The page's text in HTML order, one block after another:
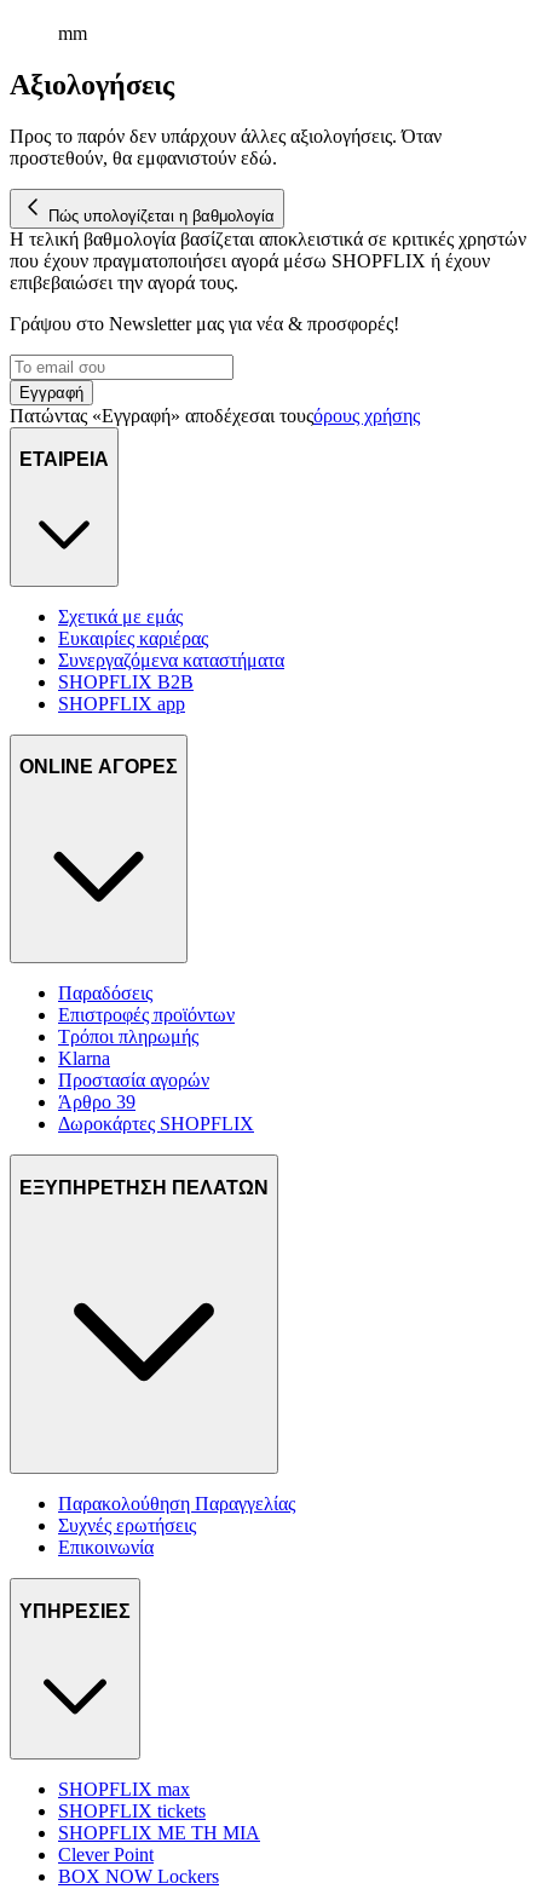
mm
Αξιολογήσεις
Προς το παρόν δεν υπάρχουν άλλες αξιολογήσεις. Όταν
προστεθούν, θα εμφανιστούν εδώ.
Πώς υπολογίζεται η βαθμολογία
Η τελική βαθμολογία βασίζεται αποκλειστικά σε κριτικές χρηστών
που έχουν πραγματοποιήσει αγορά μέσω SHOPFLIX ή έχουν
επιβεβαιώσει την αγορά τους.
Γράψου στο Νewsletter μας για νέα & προσφορές!
Εγγραφή
Πατώντας «Εγγραφή» αποδέχεσαι τουςόρους χρήσης
ΕΤΑΙΡΕΙΑ
Σχετικά με εμάς
Ευκαιρίες καριέρας
Συνεργαζόμενα καταστήματα
SHOPFLIX B2B
SHOPFLIX app
ONLINE ΑΓΟΡΕΣ
Παραδόσεις
Επιστροφές προϊόντων
Τρόποι πληρωμής
Klarna
Προστασία αγορών
Άρθρο 39
Δωροκάρτες SHOPFLIX
ΕΞΥΠΗΡΕΤΗΣΗ ΠΕΛΑΤΩΝ
Παρακολούθηση Παραγγελίας
Συχνές ερωτήσεις
Επικοινωνία
ΥΠΗΡΕΣΙΕΣ
SHOPFLIX max
SHOPFLIX tickets
SHOPFLIX ΜΕ ΤΗ ΜΙΑ
Clever Point
BOX NOW Lockers